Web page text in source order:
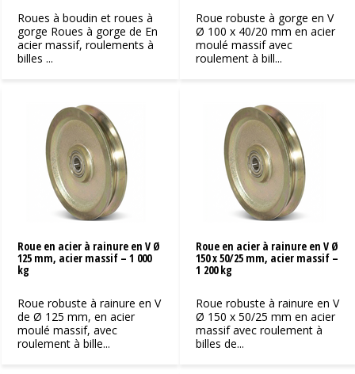
Roues à boudin et roues à
gorge Roues à gorge de En
acier massif, roulements à
billes ...
Roue robuste à gorge en V
Ø 100 x 40/20 mm en acier
moulé massif avec
roulement à bill...
Roue en acier à rainure en V Ø
125 mm, acier massif – 1 000
kg
Roue robuste à rainure en V
de Ø 125 mm, en acier
moulé massif, avec
roulement à bille...
Roue en acier à rainure en V Ø
150 x 50/25 mm, acier massif –
1 200 kg
Roue robuste à rainure en V
Ø 150 x 50/25 mm en acier
massif avec roulement à
billes de...